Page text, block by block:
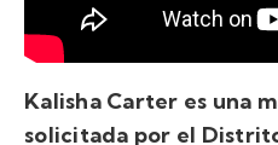
Kalisha Carter es una
solicitada por el